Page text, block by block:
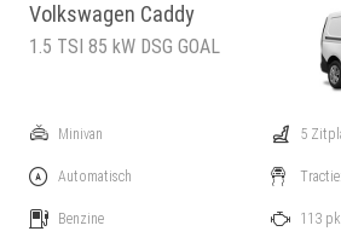
Volkswagen Caddy
1.5 TSI 85 kW DSG GOAL
Minivan
Automatisch
Benzine
5
113 pk